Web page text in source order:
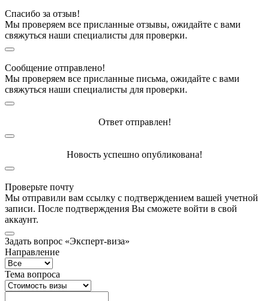
Спасибо за отзыв!
Мы проверяем все присланные отзывы, ожидайте с вами
свяжуться наши специалисты для проверки.
Сообщение отправлено!
Мы проверяем все присланные письма, ожидайте с вами
свяжуться наши специалисты для проверки.
Ответ отправлен!
Новость успешно опубликована!
Проверьте почту
Мы отправили вам ссылку с подтверждением вашей учетной
записи. После подтверждения Вы сможете войти в свой
аккаунт.
Задать вопрос «Эксперт-виза»
Направление
Тема вопроса